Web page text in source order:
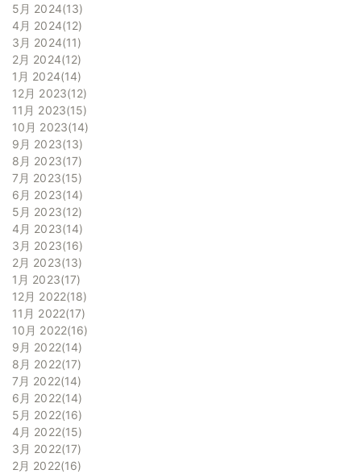
5月 2024 13
4月 2024 12
3月 2024 11
2月 2024 12
1月 2024 14
12月 2023 12
11月 2023 15
10月 2023 14
9月 2023 13
8月 2023 17
7月 2023 15
6月 2023 14
5月 2023 12
4月 2023 14
3月 2023 16
2月 2023 13
1月 2023 17
12月 2022 18
11月 2022 17
10月 2022 16
9月 2022 14
8月 2022 17
7月 2022 14
6月 2022 14
5月 2022 16
4月 2022 15
3月 2022 17
2月 2022 16